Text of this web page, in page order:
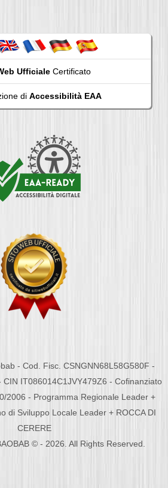
UfficialeCertificato
di Accessibilità EAA
- Cod. Fisc. CSNGNN68L58G580F -
IT086014C1JVY479Z6 - Cofinanziato
2006 - Programma Regionale Leader +
di Sviluppo Locale Leader + ROCCA DI
CERERE
© - 2026. All Rights Reserved.